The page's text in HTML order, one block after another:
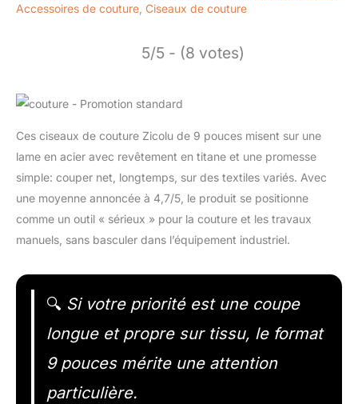
Accessoires de couture, Ciseaux de couture
5/5 - (8 votes)
Ces ciseaux de couture Zicolu de 9 pouces misent sur une
lame en acier avec revêtement en titane et une promesse
simple: couper net, longtemps, sur des textiles variés. Avec
une moyenne annoncée à 4,7/5, le produit se positionne
comme un outil « sérieux » pour la couture et les travaux
manuels, sans basculer dans l’équipement industriel.
🔍 Si votre priorité est une coupe
longue et propre sur tissu, le format
9 pouces mérite une attention
particulière.